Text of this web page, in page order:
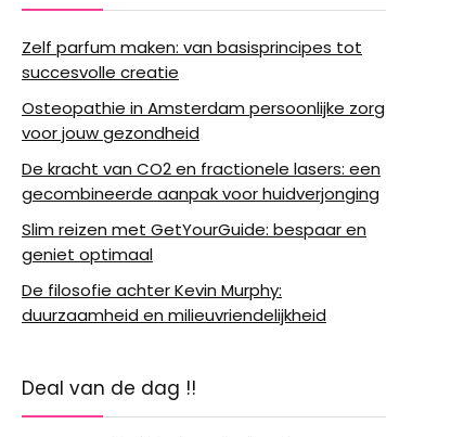
Zelf parfum maken: van basisprincipes tot
succesvolle creatie
Osteopathie in Amsterdam persoonlijke zorg
voor jouw gezondheid
De kracht van CO2 en fractionele lasers: een
gecombineerde aanpak voor huidverjonging
Slim reizen met GetYourGuide: bespaar en
geniet optimaal
De filosofie achter Kevin Murphy:
duurzaamheid en milieuvriendelijkheid
Deal van de dag !!